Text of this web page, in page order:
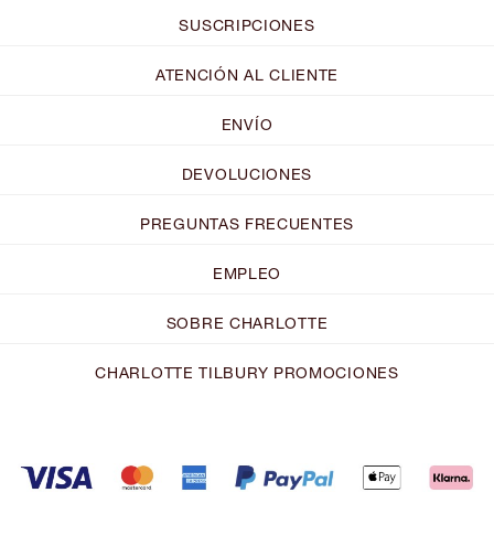
SUSCRIPCIONES
ATENCIÓN AL CLIENTE
ENVÍO
DEVOLUCIONES
PREGUNTAS FRECUENTES
EMPLEO
SOBRE CHARLOTTE
CHARLOTTE TILBURY PROMOCIONES